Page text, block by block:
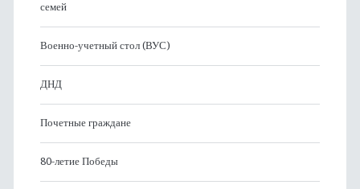
семей
Военно-учетный стол (ВУС)
ДНД
Почетные граждане
80-летие Победы